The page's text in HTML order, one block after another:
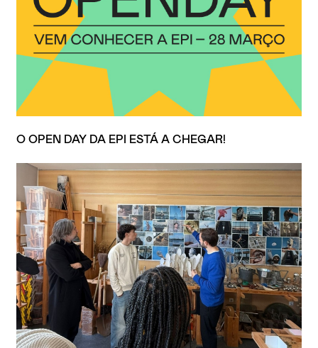
O OPEN DAY DA EPI ESTÁ A CHEGAR!